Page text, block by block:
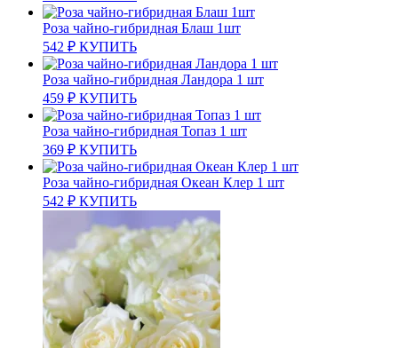
Роза чайно-гибридная Блаш 1шт
542 ₽ КУПИТЬ
Роза чайно-гибридная Ландора 1 шт
459 ₽ КУПИТЬ
Роза чайно-гибридная Топаз 1 шт
369 ₽ КУПИТЬ
Роза чайно-гибридная Океан Клер 1 шт
542 ₽ КУПИТЬ